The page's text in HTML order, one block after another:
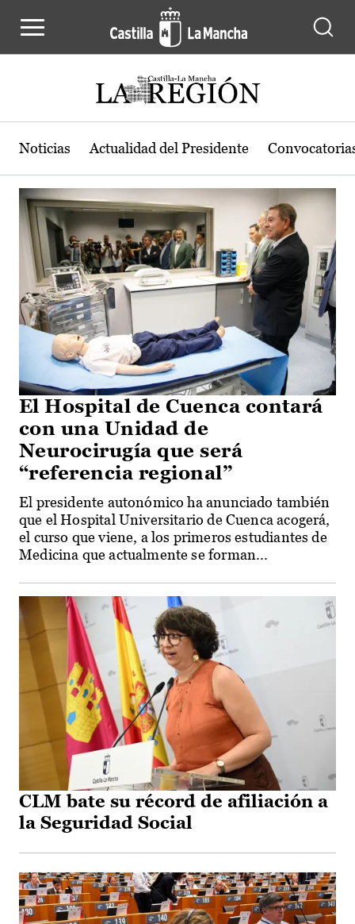
Actualidad de la región de Castilla-
Noticias Actualidad del Presidente
El Hospital de Cuenca contará
con una Unidad de
Neurocirugía que será
“referencia regional”
El presidente autonómico ha anunciado también
que el Hospital Universitario de Cuenca acogerá,
el curso que viene, a los primeros estudiantes de
Medicina que actualmente se forman...
CLM bate su récord de afiliación a
la Seguridad Social